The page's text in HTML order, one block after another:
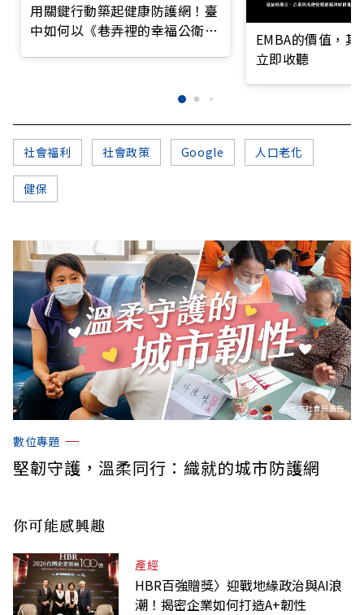
用關鍵行動築起健康防護網！臺
中如何以《巷弄裡的幸福公衛》
EMBA的價值，
立即收聽
社會福利 社會政策 Google 人口老化
健保
數位專題
堅韌守護，溫柔同行：織就的城市防護網
你可能感興趣
產經
HBR百強贈獎〉迎戰地緣政治與AI浪
潮！揭密企業如何打造A+韌性